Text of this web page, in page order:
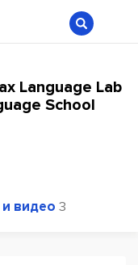
Language Lab
School
видео 3